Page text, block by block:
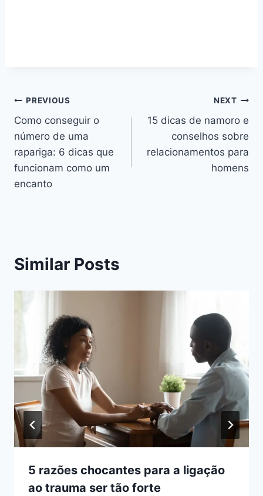
Navegação
de
artigos
PREVIOUS
Como conseguir o
número de uma
rapariga: 6 dicas que
funcionam como um
encanto
NEXT
15 dicas de namoro e
conselhos sobre
relacionamentos para
homens
Similar Posts
5 razões chocantes para a ligação
ao trauma ser tão forte